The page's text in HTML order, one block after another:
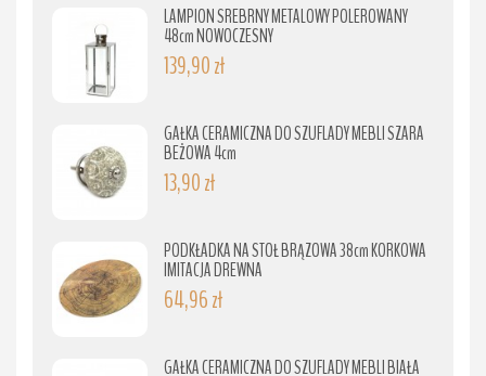
LAMPION SREBRNY METALOWY POLEROWANY
48cm NOWOCZESNY
139,90 zł
GAŁKA CERAMICZNA DO SZUFLADY MEBLI SZARA
BEŻOWA 4cm
13,90 zł
PODKŁADKA NA STÓŁ BRĄZOWA 38cm KORKOWA
IMITACJA DREWNA
64,96 zł
GAŁKA CERAMICZNA DO SZUFLADY MEBLI BIAŁA